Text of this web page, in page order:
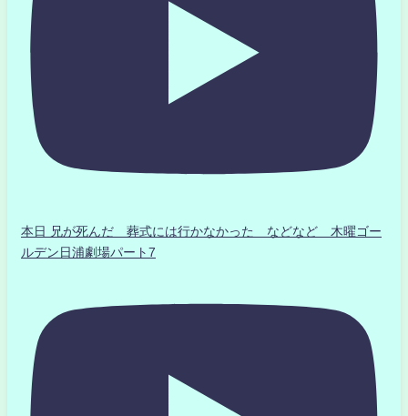
本日 兄が死んだ 葬式には行かなかった などなど 木曜ゴー
ルデン日浦劇場パート7